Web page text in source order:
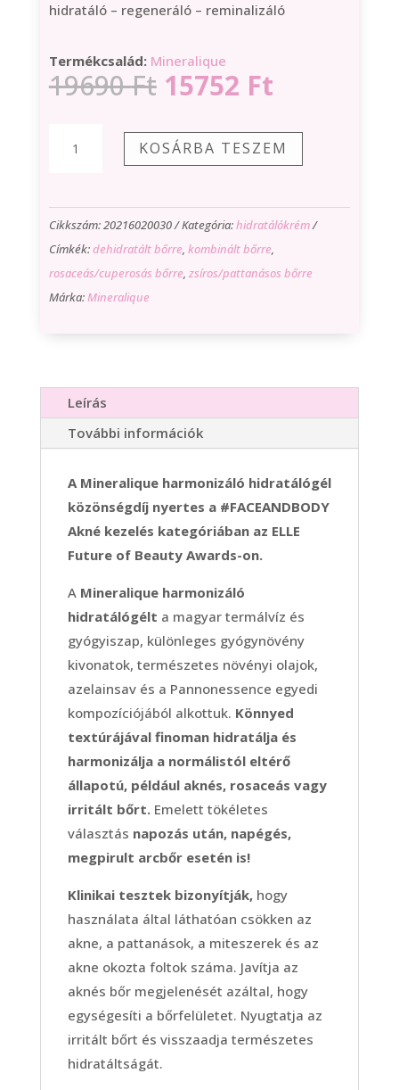
hidratáló – regeneráló – reminalizáló
Termékcsalád: Mineralique
19690Ft Original
was:
19690 Ft.
15752 FtCurrent
is:
15752 Ft.
harmonizáló
mennyiség
KOSÁRBA TESZEM
Cikkszám:20216020030 Kategória:hidratálókrém
Címkék:dehidratált bőrre, kombinált bőrre,
rosaceás/cuperosás bőrre, zsíros/pattanásos bőrre
Márka:Mineralique
Leírás
További információk
A Mineralique harmonizáló hidratálógél
közönségdíj nyertes a #FACEANDBODY
Akné kezelés kategóriában az ELLE
Future of Beauty Awards-on.
A Mineralique harmonizáló
hidratálógélt a magyar termálvíz és
gyógyiszap, különleges gyógynövény
kivonatok, természetes növényi olajok,
azelainsav és a Pannonessence egyedi
kompozíciójából alkottuk. Könnyed
textúrájával finoman hidratálja és
harmonizálja a normálistól eltérő
állapotú, például aknés, rosaceás vagy
irritált bőrt. Emelett tökéletes
választás napozás után, napégés,
megpirult arcbőr esetén is!
Klinikai tesztek bizonyítják, hogy
használata által láthatóan csökken az
akne, a pattanások, a miteszerek és az
akne okozta foltok száma. Javítja az
aknés bőr megjelenését azáltal, hogy
egységesíti a bőrfelületet. Nyugtatja az
irritált bőrt és visszaadja természetes
hidratáltságát.